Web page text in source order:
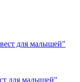
для малышей"